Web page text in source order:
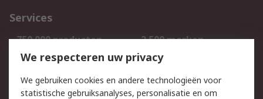
Services
750.000 producten
2.500 merken
Bestellen
Inkoopoplossingen
Track & Trace
We respecteren uw privacy
We gebruiken cookies en andere technologieën voor
statistische gebruiksanalyses, personalisatie en om